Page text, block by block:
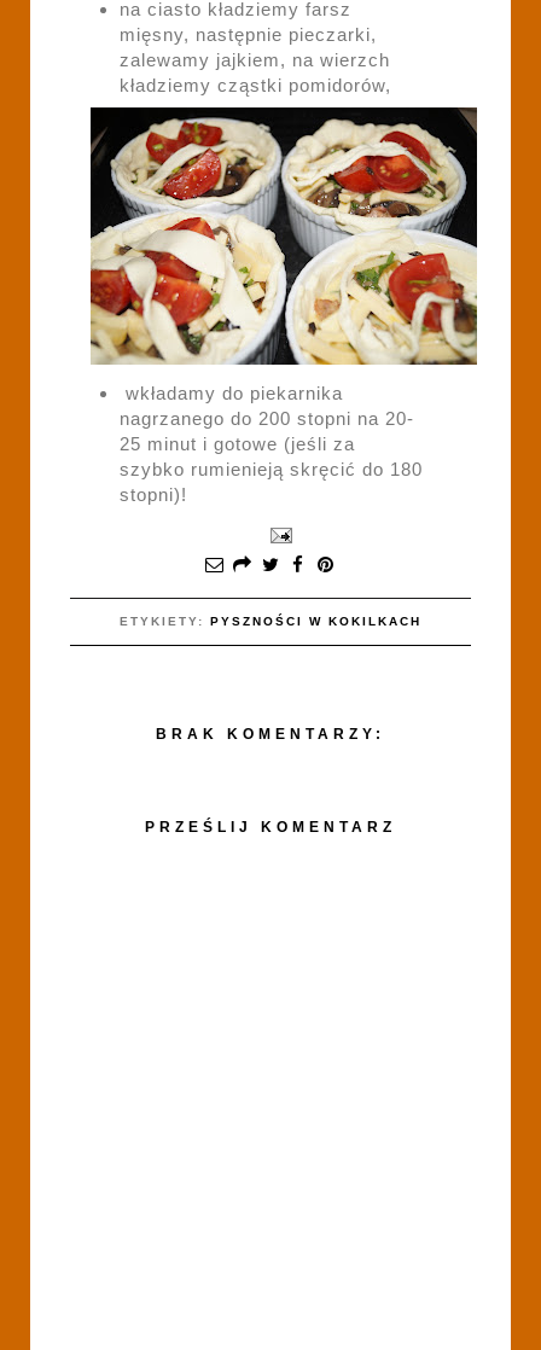
na ciasto kładziemy farsz
mięsny, następnie pieczarki,
zalewamy jajkiem, na wierzch
kładziemy cząstki pomidorów,
wkładamy do piekarnika
nagrzanego do 200 stopni na 20-
25 minut i gotowe (jeśli za
szybko rumienieją skręcić do 180
stopni)!
ETYKIETY: PYSZNOŚCI W KOKILKACH
BRAK KOMENTARZY:
PRZEŚLIJ KOMENTARZ